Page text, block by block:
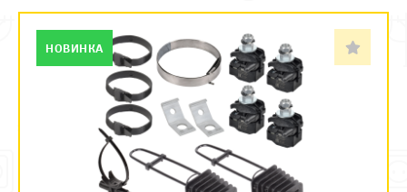
НОВИНКА